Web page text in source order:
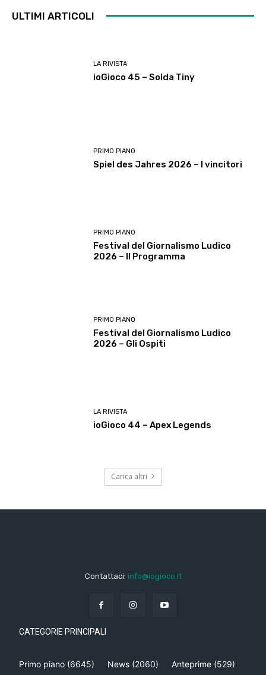
ULTIMI ARTICOLI
LA RIVISTA
ioGioco 45 – Solda Tiny
PRIMO PIANO
Spiel des Jahres 2026 – I vincitori
PRIMO PIANO
Festival del Giornalismo Ludico
2026 – Il Programma
PRIMO PIANO
Festival del Giornalismo Ludico
2026 – Gli Ospiti
LA RIVISTA
ioGioco 44 – Apex Legends
Carica altri
Contattaci: info@iogioco.it
CATEGORIE PRINCIPALI
Primo piano (6645) News (2060) Anteprime (529)